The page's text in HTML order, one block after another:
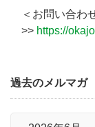
＜お問い合わ
>> https://
過去のメルマガ